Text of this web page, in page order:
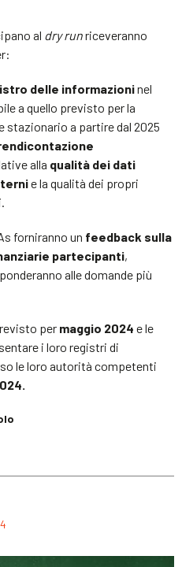
al dry runriceveranno
delle informazioninel
a quello previsto per la
stazionario a partire dal 2025
alla qualità dei dati
e la qualità dei propri
forniranno un feedback sulla
partecipanti,
alle domande più
per maggio 2024 e le
i loro registri di
le loro autorità competenti